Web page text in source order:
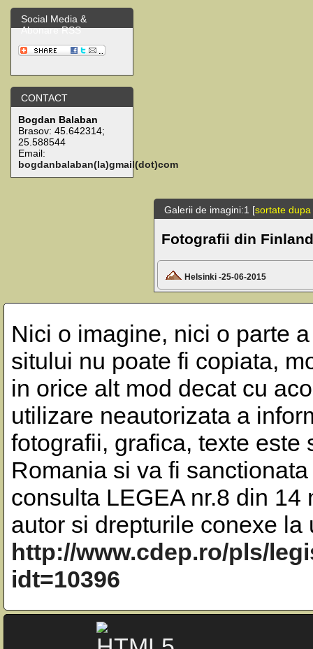
Social Media &
Abonare RSS
CONTACT
Bogdan Balaban
Brasov: 45.642314;
25.588544
Email:
bogdanbalaban(la)gmail(dot)com
Galerii de imagini:1 [sortate
Fotografii din
Helsinki -25-06-2015
Nici o imagine, nici o parte
sitului nu poate fi copiata,
in orice alt mod decat cu
utilizare neautorizata a
fotografii, grafica, texte
Romania si va fi
consulta LEGEA nr.8 din
autor si drepturile conexe la
http://www.cdep.ro/pls/
idt=10396